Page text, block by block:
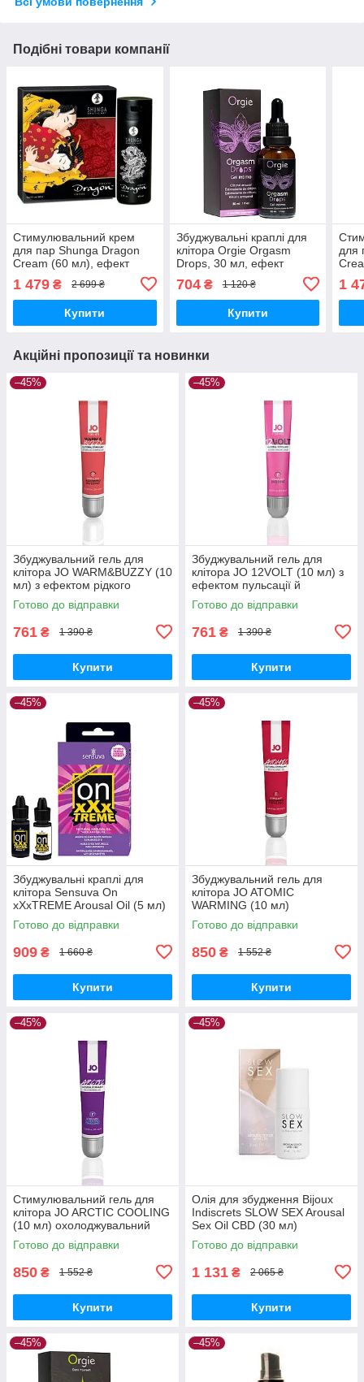
Подібні товари компанії
Стимулювальний крем
для пар Shunga Dragon
Cream (60 мл), ефект
поколювання Вібратори
мастурбатори секс-шоп
1 479 ₴ 2 699 ₴
Купити
Збуджувальні краплі для
клітора Orgie Orgasm
Drops, 30 мл, ефект
охолодження Вібратори
мастурбатори секс-шоп
704₴ 1 120 ₴
Купити
для
1
Акційні пропозиції та новинки
–45%
Збуджувальний гель для
клітора JO WARM&BUZZY (10
мл) з ефектом рідкого
вібратора Вібратори
мастурбатори секс-шоп
Готово до відправки
761 ₴ 1 390 ₴
Купити
–45%
Збуджувальний гель для
клітора JO 12VOLT (10 мл) з
ефектом пульсації й
розігрівання Вібратори
мастурбатори секс-шоп
Готово до відправки
761 ₴ 1 390 ₴
Купити
–45%
Збуджувальні краплі для
клітора Sensuva On
xXxTREME Arousal Oil (5 мл)
with Antidote (5 мл) + антидот
Вібратори мастурбатори
Готово до відправки
909 ₴ 1 660 ₴
Купити
–45%
Збуджувальний гель для
клітора JO ATOMIC
WARMING (10 мл)
розігрівальний Вібратори
мастурбатори секс-шоп
Готово до відправки
850 ₴ 1 552 ₴
Купити
–45%
Стимулювальний гель для
клітора JO ARCTIC COOLING
(10 мл) охолоджувальний
Вібратори мастурбатори
секс-шоп
Готово до відправки
850 ₴ 1 552 ₴
Купити
–45%
Олія для збудження Bijoux
Indiscrets SLOW SEX Arousal
Sex Oil CBD (30 мл)
Вібратори мастурбатори
секс-шоп
Готово до відправки
1 131 ₴ 2 065 ₴
Купити
–45% –45%